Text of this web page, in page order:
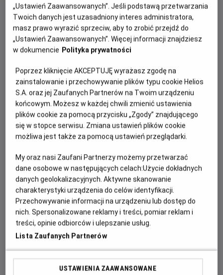
PREMIERA
26 listopada 2021
Байрон Говард, Чаріс
Кастро Сміт, Джаред Буш
Чаріс Кастро Сміт, Джаред
Буш
WIĘCEJ SZCZEGÓŁÓW
Нова анімація «Енканто: Світ магії» від Walt Disney
Animation Studios розповідає історію про незвичайну
родину Мадриґаль. Вони живуть у чарівному будиночку,
захованому в горах Колумбії, у жвавому містечку під
назвою Енканто. Магія Енканто благословила кожну
дитину в родині унікальним подарунком: від суперсили до
дару зцілення. Кожну дитину…окрім Мірабель. Однак, коли
дівчина з’ясовує, що магії Енканто загрожує небезпека,
Мірабель вирішує, що саме вона, єдина звичайна дитина
родини Мадриґаль, має стати останньою надією на
порятунок містечка.
„Ustawień Zaawansowanych”. Jeśli podstawą przetwarzania
Twoich danych jest uzasadniony interes administratora,
masz prawo wyrazić sprzeciw, aby to zrobić przejdź do
„Ustawień Zaawansowanych”. Więcej informacji znajdziesz
w dokumencie Polityka prywatności
Poprzez kliknięcie AKCEPTUJĘ wyrażasz zgodę na
zainstalowanie i przechowywanie plików typu cookie Helios
S.A. oraz jej Zaufanych Partnerów na Twoim urządzeniu
końcowym. Możesz w każdej chwili zmienić ustawienia
plików cookie za pomocą przycisku „Zgody” znajdującego
się w stopce serwisu. Zmiana ustawień plików cookie
możliwa jest także za pomocą ustawień przeglądarki.
My oraz nasi Zaufani Partnerzy możemy przetwarzać
dane osobowe w następujących celach:Użycie dokładnych
danych geolokalizacyjnych. Aktywne skanowanie
charakterystyki urządzenia do celów identyfikacji.
Przechowywanie informacji na urządzeniu lub dostęp do
nich. Spersonalizowane reklamy i treści, pomiar reklam i
treści, opinie odbiorców i ulepszanie usług.
Lista Zaufanych Partnerów
USTAWIENIA ZAAWANSOWANE